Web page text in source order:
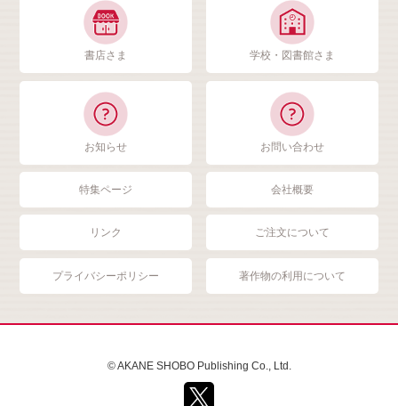
書店さま 学校・図書館さま
お知らせ お問い合わせ
特集ページ 会社概要
リンク ご注文について
プライバシーポリシー 著作物の利用について
© AKANE SHOBO Publishing Co., Ltd.